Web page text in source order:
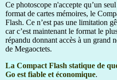
Ce photoscope n'accepte qu’un seul
format de cartes mémoires, le
Flash. Ce n’est pas une limitation
car c’est maintenant le format le
répandu donnant accès à un grand
de Megaoctets.
La Compact Flash statique de
Go est fiable et économique.